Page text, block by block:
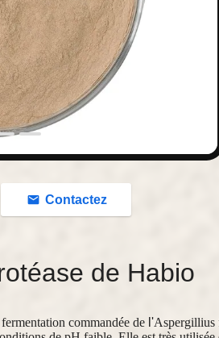
Contactez
de Habio
commandée de l'Aspergillius